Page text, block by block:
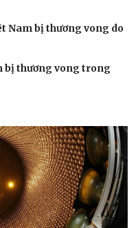
Nam bị thương vong do
bị thương vong trong